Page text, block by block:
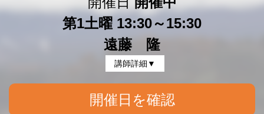
第1土曜 13:30～15:30
遠藤 隆
講師詳細▼
開催日を確認